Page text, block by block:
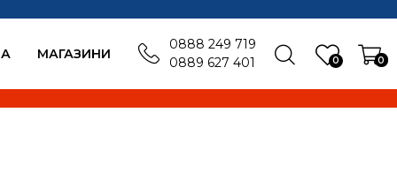
MАГАЗИНИ 0 0
0888 249 719
0889 627 401